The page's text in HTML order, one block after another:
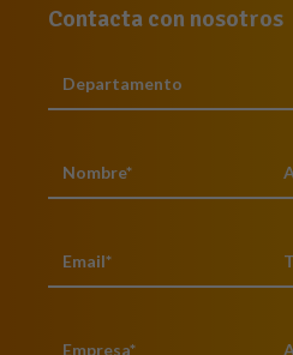
Contacta con nosotros